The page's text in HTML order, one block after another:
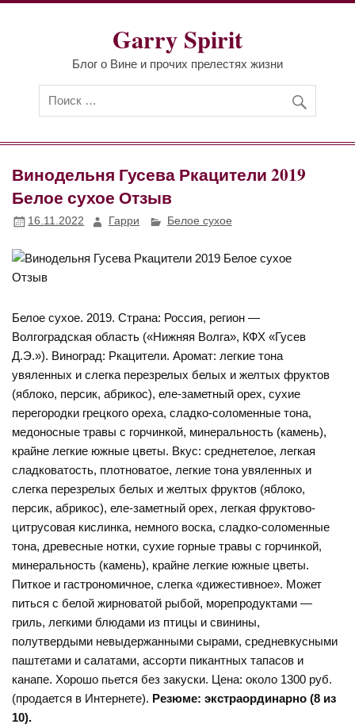
Перейти
Garry Spirit
Блог о Вине и прочих прелестях жизни
Винодельня Гусева Ркацители 2019
Белое сухое Отзыв
16.11.2022 Гарри Белое сухое
Белое сухое. 2019. Страна: Россия, регион —
Волгоградская область («Нижняя Волга», КФХ «Гусев
Д.Э.»). Виноград: Ркацители. Аромат: легкие тона
увяленных и слегка перезрелых белых и желтых фруктов
(яблоко, персик, абрикос), еле-заметный орех, сухие
перегородки грецкого ореха, сладко-соломенные тона,
медоносные травы с горчинкой, минеральность (камень),
крайне легкие южные цветы. Вкус: среднетелое, легкая
сладковатость, плотноватое, легкие тона увяленных и
слегка перезрелых белых и желтых фруктов (яблоко,
персик, абрикос), еле-заметный орех, легкая фруктово-
цитрусовая кислинка, немного воска, сладко-соломенные
тона, древесные нотки, сухие горные травы с горчинкой,
минеральность (камень), крайне легкие южные цветы.
Питкое и гастрономичное, слегка «дижестивное». Может
питься с белой жирноватой рыбой, морепродуктами —
гриль, легкими блюдами из птицы и свинины,
полутвердыми невыдержанными сырами, средневкусными
паштетами и салатами, ассорти пикантных тапасов и
канапе. Хорошо пьется без закуски. Цена: около 1300 руб.
(продается в Интернете). Резюме: экстраординарно (8 из
10).